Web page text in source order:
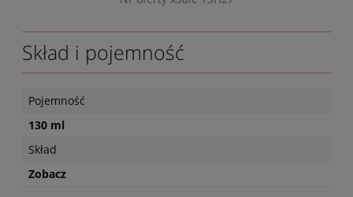
Skład i pojemność
Pojemność
130 ml
Skład
Zobacz